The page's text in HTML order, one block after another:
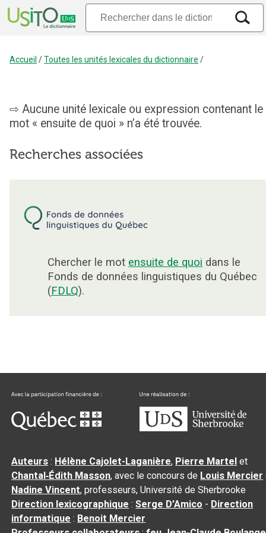
Accueil /Toutes les unités lexicales du dictionnaire /
Aucune unité lexicale ou expression contenant le
mot « ensuite de quoi » n’a été trouvée.
Recherches associées
Chercher le mot ensuite de quoi dans le
Fonds de données linguistiques du Québec
(FDLQ).
Auteurs : Hélène Cajolet-Laganière, Pierre Martel et
Chantal‑Édith Masson, avec le concours de Louis Mercier
Nadine Vincent, professeurs, Université de Sherbrooke
Direction lexicographique :Serge D’Amico - Direction
informatique : Benoit Mercier